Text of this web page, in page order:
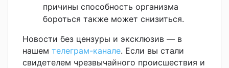
причины способность организма
бороться также может снизиться.
Новости без цензуры и эксклюзив — в
нашем телеграм-канале. Если вы стали
свидетелем чрезвычайного происшествия и